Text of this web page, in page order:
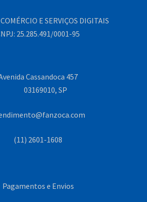
E SERVIÇOS DIGITAIS
25.285.491/0001-95
Cassandoca 457
03169010, SP
(11) 2601-1608
Pagamentos e Envios